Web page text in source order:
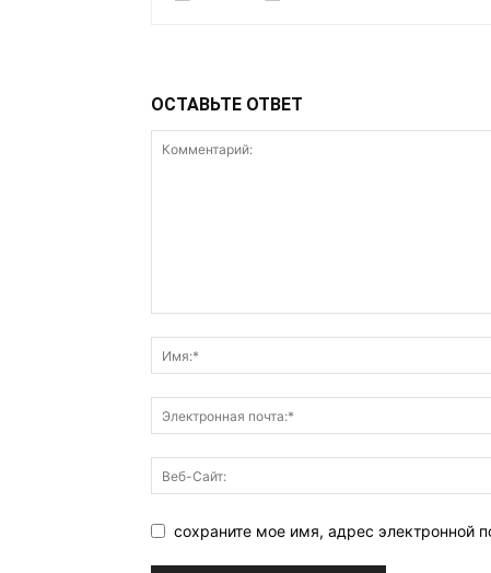
ОСТАВЬТЕ ОТВЕТ
сохраните мое имя, адрес электронной